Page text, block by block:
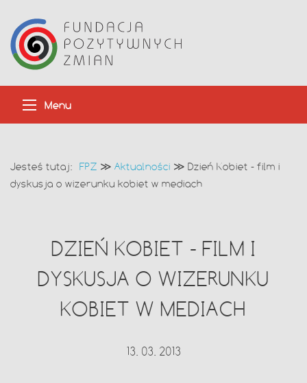
Menu
Jesteś tutaj: FPZ ≫ Aktualności ≫ Dzień Kobiet - film i
dyskusja o wizerunku kobiet w mediach
DZIEŃ KOBIET - FILM I
DYSKUSJA O WIZERUNKU
KOBIET W MEDIACH
13. 03. 2013